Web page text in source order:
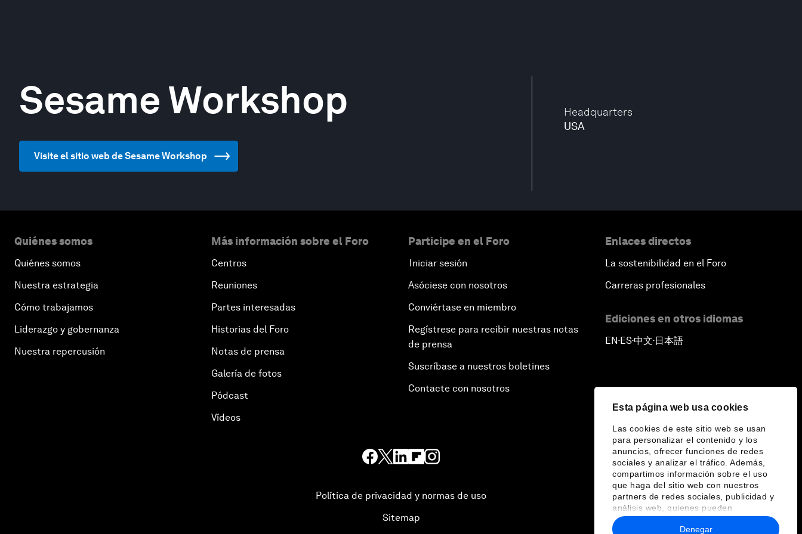
Esta página web usa cookies
Las cookies de este sitio web se usan
para personalizar el contenido y los
anuncios, ofrecer funciones de redes
sociales y analizar el tráfico. Además,
compartimos información sobre el uso
que haga del sitio web con nuestros
partners de redes sociales, publicidad y
análisis web, quienes pueden
combinarla con otra información que les
haya proporcionado o que hayan
Denegar
Headquarters
USA
Sesame Workshop
Visite el sitio web de Sesame Workshop
Quiénes somos
Quiénes somos
Nuestra estrategia
Cómo trabajamos
Liderazgo y gobernanza
Nuestra repercusión
Más información sobre el Foro
Centros
Reuniones
Partes interesadas
Historias del Foro
Notas de prensa
Galería de fotos
Pódcast
Vídeos
Participe en el Foro
Iniciar sesión
Asóciese con nosotros
Conviértase en miembro
Regístrese para recibir nuestras notas
de prensa
Suscríbase a nuestros boletines
Contacte con nosotros
Enlaces directos
La sostenibilidad en el Foro
Carreras profesionales
Ediciones en otros idiomas
EN▪ES▪中文▪ 日本語
Política de privacidad y normas de uso
Sitemap